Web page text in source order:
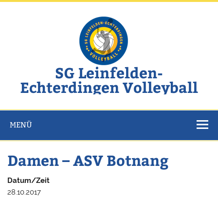
Zum
SG Leinfelden-
Echterdingen Volleyball
MENÜ
Damen – ASV Botnang
Datum/Zeit
28.10.2017